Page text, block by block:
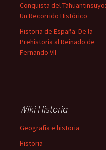
Conquista del Tahuantinsuyo:
Un Recorrido Histórico
Historia de España: De la
Prehistoria al Reinado de
Fernando VII
Wiki Historia
Geografía e historia
Historia